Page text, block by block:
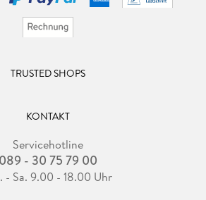
TRUSTED SHOPS
KONTAKT
Servicehotline
089 - 30 75 79 00
- Sa. 9.00 - 18.00 Uhr